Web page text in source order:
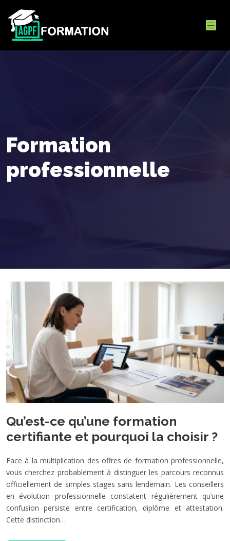
Formation
professionnelle
Qu’est-ce qu’une formation
certifiante et pourquoi la choisir ?
Face à la multiplication des offres de formation professionnelle,
vous cherchez probablement à distinguer les parcours reconnus
officiellement de simples stages sans lendemain. Les conseillers
en évolution professionnelle constatent régulièrement qu’une
confusion persiste entre certification, diplôme et attestation.
Cette distinction…